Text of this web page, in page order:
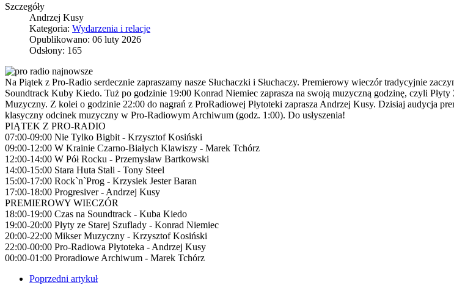
Szczegóły
Andrzej Kusy
Kategoria: Wydarzenia i relacje
Opublikowano: 06 luty 2026
Odsłony: 165
Na Piątek z Pro-Radio serdecznie zapraszamy nasze Słuchaczki i Słuchaczy. Premierowy wieczór tradycyjnie
Soundtrack Kuby Kiedo. Tuż po godzinie 19:00 Konrad Niemiec zaprasza na swoją muzyczną godzinę, czyli
Muzyczny. Z kolei o godzinie 22:00 do nagrań z ProRadiowej Płytoteki zaprasza Andrzej Kusy. Dzisiaj audycja
klasyczny odcinek muzyczny w Pro-Radiowym Archiwum (godz. 1:00). Do usłyszenia!
PIĄTEK Z PRO-RADIO
07:00-09:00 Nie Tylko Bigbit - Krzysztof Kosiński
09:00-12:00 W Krainie Czarno-Białych Klawiszy - Marek Tchórz
12:00-14:00 W Pół Rocku - Przemysław Bartkowski
14:00-15:00 Stara Huta Stali - Tony Steel
15:00-17:00 Rock`n`Prog - Krzysiek Jester Baran
17:00-18:00 Progresiver - Andrzej Kusy
PREMIEROWY WIECZÓR
18:00-19:00 Czas na Soundtrack - Kuba Kiedo
19:00-20:00 Płyty ze Starej Szuflady - Konrad Niemiec
20:00-22:00 Mikser Muzyczny - Krzysztof Kosiński
22:00-00:00 Pro-Radiowa Płytoteka - Andrzej Kusy
00:00-01:00 Proradiowe Archiwum - Marek Tchórz
Poprzedni artykuł